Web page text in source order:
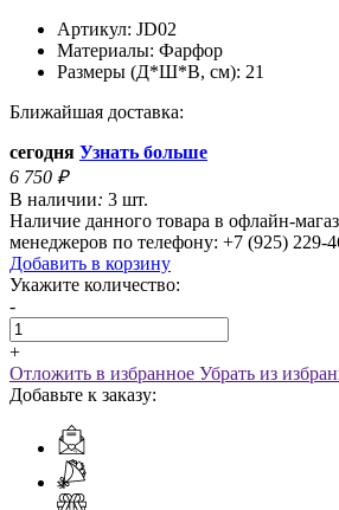
Артикул: JD02
Материалы: Фарфор
Размеры (Д*Ш*В, см): 21
Ближайшая доставка:
сегодня Узнать больше
6 750 ₽
В наличии: 3 шт.
Наличие данного товара в офлайн-
менеджеров по телефону: +7 (925) 229-
Добавить в корзину
Укажите количество:
-
+
Отложить в избранное Убрать из
Добавьте к заказу: